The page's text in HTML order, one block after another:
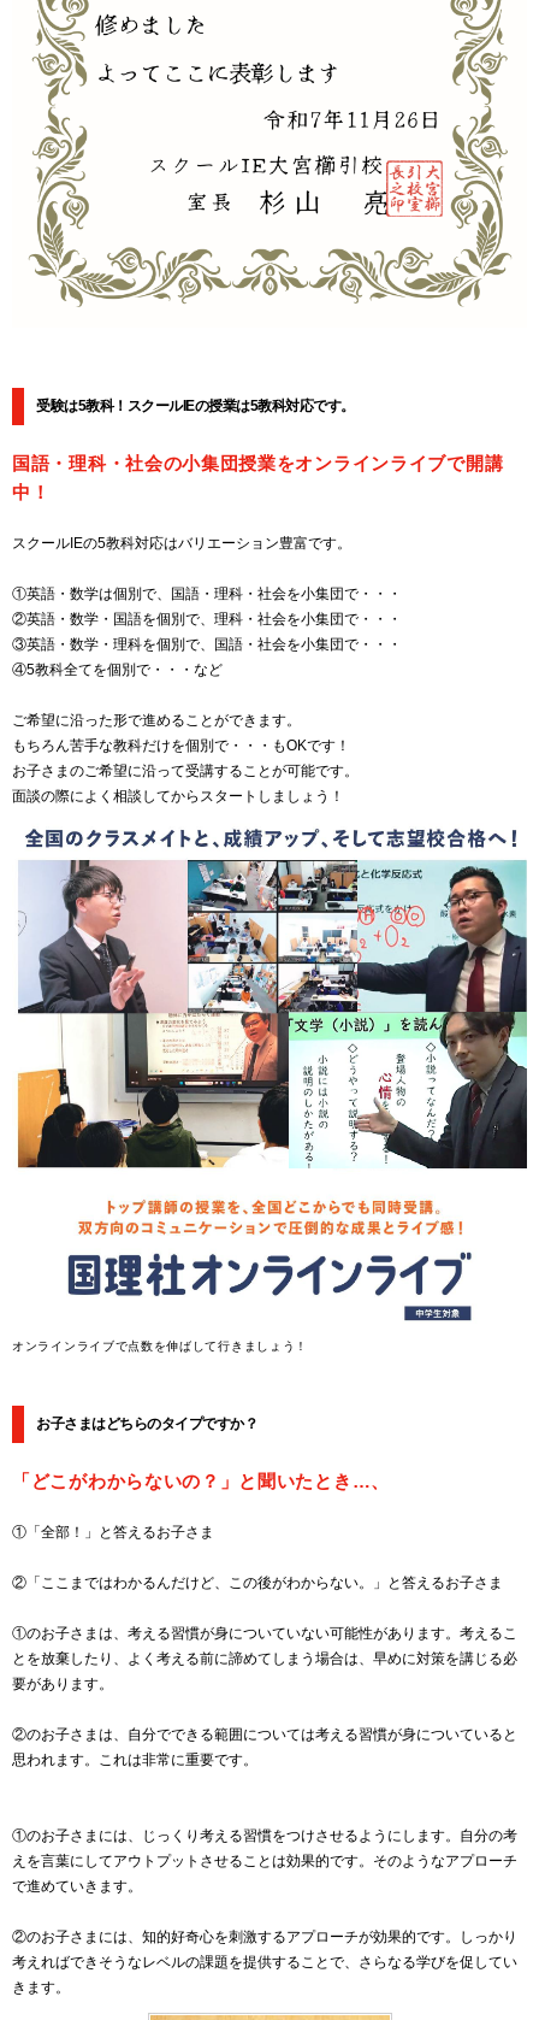
受験は5教科！スクールIEの授業は5教科対応です。
国語・理科・社会の小集団授業をオンラインライブで開講
中！
オンラインライブで点数を伸ばして行きましょう！
スクールIEの5教科対応はバリエーション豊富です。
①英語・数学は個別で、国語・理科・社会を小集団で・・・
②英語・数学・国語を個別で、理科・社会を小集団で・・・
③英語・数学・理科を個別で、国語・社会を小集団で・・・
④5教科全てを個別で・・・など
ご希望に沿った形で進めることができます。
もちろん苦手な教科だけを個別で・・・もOKです！
お子さまのご希望に沿って受講することが可能です。
面談の際によく相談してからスタートしましょう！
お子さまはどちらのタイプですか？
「どこがわからないの？」と聞いたとき…、
①「全部！」と答えるお子さま
②「ここまではわかるんだけど、この後がわからない。」と答えるお子さま
①のお子さまは、考える習慣が身についていない可能性があります。考えるこ
とを放棄したり、よく考える前に諦めてしまう場合は、早めに対策を講じる必
要があります。
②のお子さまは、自分でできる範囲については考える習慣が身についていると
思われます。これは非常に重要です。
①のお子さまには、じっくり考える習慣をつけさせるようにします。自分の考
えを言葉にしてアウトプットさせることは効果的です。そのようなアプローチ
で進めていきます。
②のお子さまには、知的好奇心を刺激するアプローチが効果的です。しっかり
考えればできそうなレベルの課題を提供することで、さらなる学びを促してい
きます。